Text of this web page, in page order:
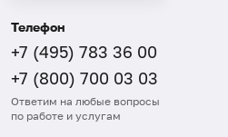
Телефон
+7 (495) 783 36 00
+7 (800) 700 03 03
Ответим на любые вопросы
по работе и услугам